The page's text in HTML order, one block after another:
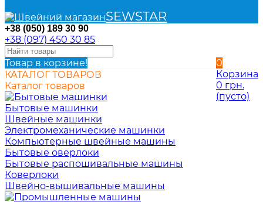
SEWSTAR
+38 (050) 189 30 90
+38 (097) 450 30 85
0
Корзина
0 грн.
(пусто)
Товар в корзине!
КАТАЛОГ ТОВАРОВ
Каталог товаров
Бытовые машинки
Швейные машинки
Электромеханические машинки
Компьютерные швейные машины
Бытовые оверлоки
Бытовые распошивальные машины
Коверлоки
Швейно-вышивальные машины